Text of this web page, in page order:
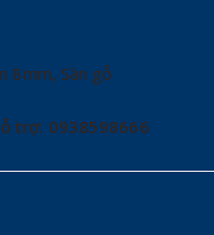
8mm, Sàn gỗ
trợ: 0938598666